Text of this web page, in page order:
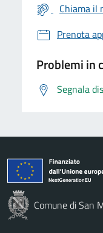
Chiama il
Prenota
Problemi in
Segnala
Comune di San